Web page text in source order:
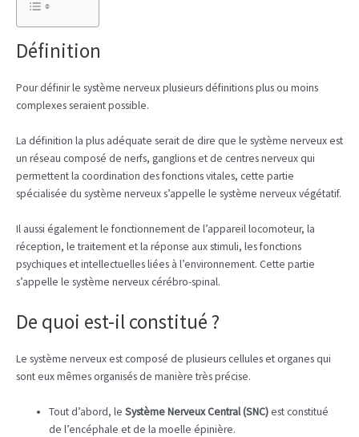
Définition
Pour définir le système nerveux plusieurs définitions plus ou moins
complexes seraient possible.
La définition la plus adéquate serait de dire que le système nerveux est
un réseau composé de nerfs, ganglions et de centres nerveux qui
permettent la coordination des fonctions vitales, cette partie
spécialisée du système nerveux s’appelle le système nerveux végétatif.
Il aussi également le fonctionnement de l’appareil locomoteur, la
réception, le traitement et la réponse aux stimuli, les fonctions
psychiques et intellectuelles liées à l’environnement. Cette partie
s’appelle le système nerveux cérébro-spinal.
De quoi est-il constitué ?
Le système nerveux est composé de plusieurs cellules et organes qui
sont eux mêmes organisés de manière très précise.
Tout d’abord, leSystème Nerveux Central(SNC)est constitué
de l’encéphale et de la moelle épinière.